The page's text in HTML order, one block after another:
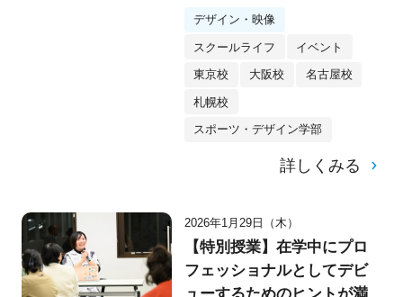
ドカルチャーの「瞬間を切
は？
デザイン・映像
スクールライフ イベント
東京校 大阪校 名古屋校
札幌校
スポーツ・デザイン学部
詳しくみる
2026年1月29日（木）
【特別授業】在学中にプロ
フェッショナルとしてデビ